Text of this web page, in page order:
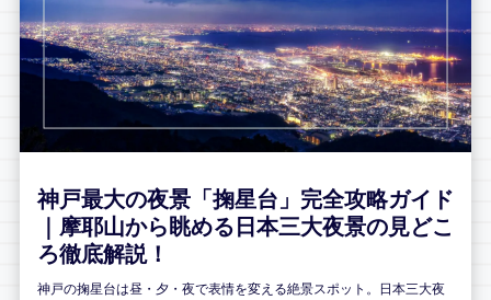
神戸最大の夜景「掬星台」完全攻略ガイド
｜摩耶山から眺める日本三大夜景の見どこ
ろ徹底解説！
神戸の掬星台は昼・夕・夜で表情を変える絶景スポット。日本三大夜